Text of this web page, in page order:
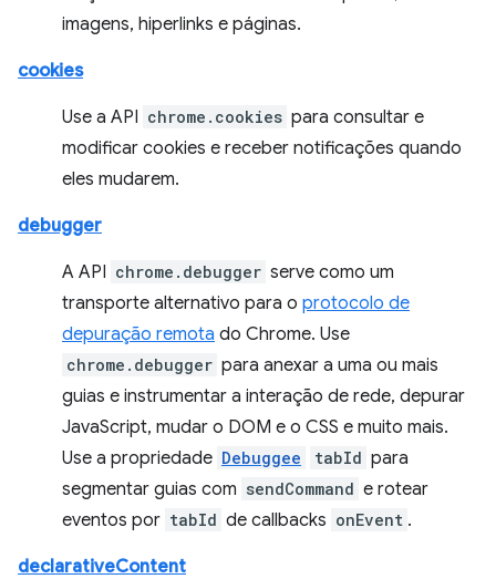
imagens, hiperlinks e páginas.
cookies
Use a API chrome.cookies para consultar e
modificar cookies e receber notificações quando
eles mudarem.
debugger
A API chrome.debugger serve como um
transporte alternativo para o protocolo de
depuração remota do Chrome. Use
chrome.debugger para anexar a uma ou mais
guias e instrumentar a interação de rede, depurar
JavaScript, mudar o DOM e o CSS e muito mais.
Use a propriedade Debuggee tabId para
segmentar guias com sendCommand e rotear
eventos por tabId de callbacks onEvent .
declarativeContent